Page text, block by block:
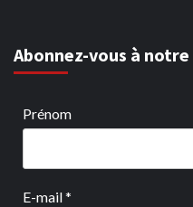
Abonnez-vous à
Prénom
E-mail*